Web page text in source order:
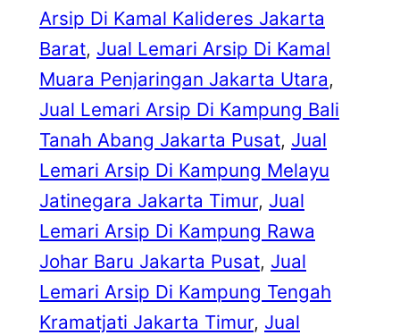
Arsip Di Kamal Kalideres Jakarta
Barat, Jual Lemari Arsip Di Kamal
Muara Penjaringan Jakarta Utara
Jual Lemari Arsip Di Kampung Bali
Tanah Abang Jakarta Pusat, Jual
Lemari Arsip Di Kampung Melayu
Jatinegara Jakarta Timur, Jual
Lemari Arsip Di Kampung Rawa
Johar Baru Jakarta Pusat, Jual
Lemari Arsip Di Kampung Tengah
Kramatjati Jakarta Timur, Jual